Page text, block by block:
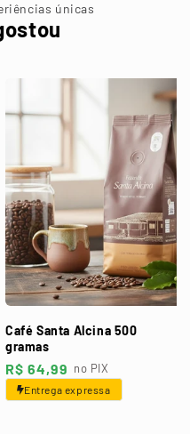
únicas
Café Santa Alcina 500
gramas
Preço
normal
R$ 64,99 no PIX
Entrega expressa